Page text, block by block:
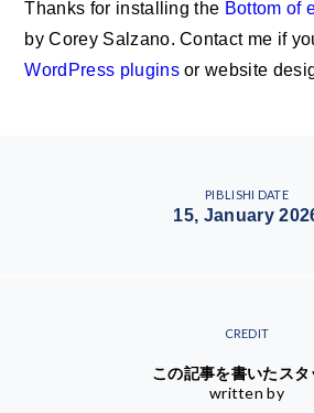
Thanks for installing the Bottom of
by Corey Salzano. Contact me if
WordPress pluginsor website
PIBLISHI DATE
15, January
CREDIT
この記事を書いたスタ
written by